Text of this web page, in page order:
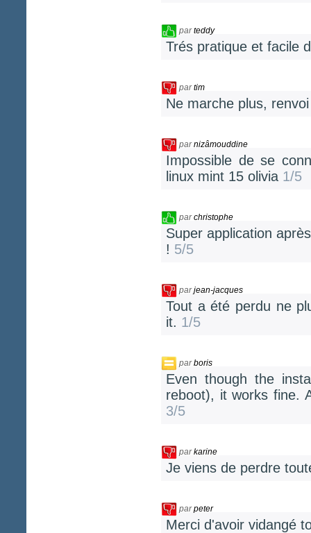
parteddy
Trés pratique et facile
partim
Ne marche plus,
parnizâmouddine
Impossible de se
linux mint 15 olivia 1/5
parchristophe
Super application
! 5/5
parjean-jacques
Tout a été perdu ne
it. 1/5
parboris
Even though the
reboot), it works fine.
3/5
parkarine
Je viens de perdre
parpeter
Merci d'avoir vidangé